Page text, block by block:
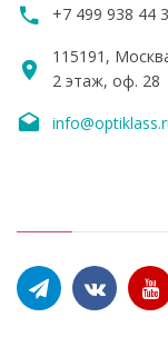
+7 499 938 44
115191,
2 этаж, оф. 28